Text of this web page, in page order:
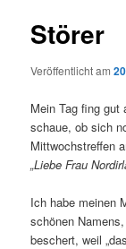
Störer
Veröffentlicht am
Mein Tag fing
schaue, ob sich
Mittwochstreffen
„Liebe Frau
Ich habe meinen
schönen
beschert, weil